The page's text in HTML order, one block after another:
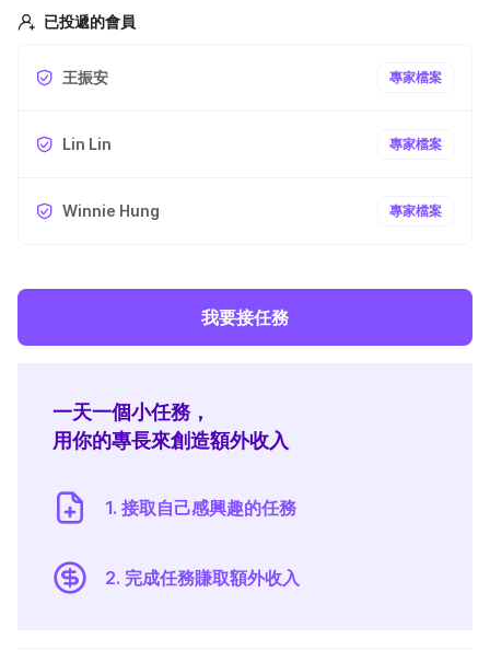
已投遞的會員
王振安 專家檔案
Lin Lin 專家檔案
Winnie Hung 專家檔案
我要接任務
一天一個小任務，
用你的專長來創造額外收入
1. 接取自己感興趣的任務
2. 完成任務賺取額外收入